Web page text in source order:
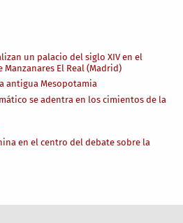
un palacio del siglo XIV en el
El Real (Madrid)
antigua Mesopotamia
se adentra en los cimientos de la
en el centro del debate sobre la